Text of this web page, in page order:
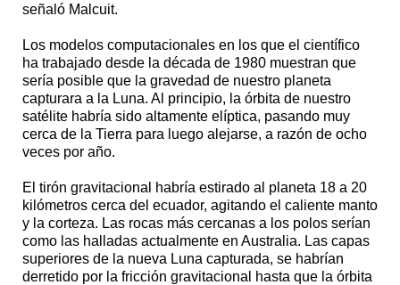
señaló Malcuit.
Los modelos computacionales en los que el científico
ha trabajado desde la década de 1980 muestran que
sería posible que la gravedad de nuestro planeta
capturara a la Luna. Al principio, la órbita de nuestro
satélite habría sido altamente elíptica, pasando muy
cerca de la Tierra para luego alejarse, a razón de ocho
veces por año.
El tirón gravitacional habría estirado al planeta 18 a 20
kilómetros cerca del ecuador, agitando el caliente manto
y la corteza. Las rocas más cercanas a los polos serían
como las halladas actualmente en Australia. Las capas
superiores de la nueva Luna capturada, se habrían
derretido por la fricción gravitacional hasta que la órbita